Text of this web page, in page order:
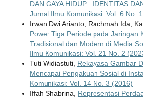
DAN GAYA HIDUP : IDENTITAS
Jurnal Ilmu Komunikasi: Vol. 6 No.
Irwan Dwi Arianto, Rachmah Ida,
Power Tiga Periode pada Jaringan
Tradisional dan Modern di Media
Ilmu Komunikasi: Vol. 21 No. 2
Tuti Widiastuti, Rekayasa Gambar
Mencapai Pengakuan Sosial di
Komunikasi: Vol. 14 No. 3 (2016)
Iffah Shabrina, Representasi